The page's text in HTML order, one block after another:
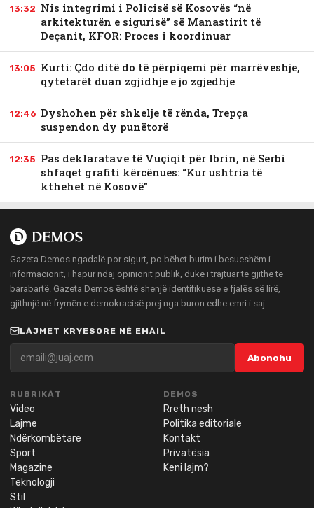
13:32 Nis integrimi i Policisë së Kosovës “në
arkitekturën e sigurisë” së Manastirit të
Deçanit, KFOR: Proces i koordinuar
13:05 Kurti: Çdo ditë do të përpiqemi për marrëveshje,
qytetarët duan zgjidhje e jo zgjedhje
12:46 Dyshohen për shkelje të rënda, Trepça
suspendon dy punëtorë
12:35 Pas deklaratave të Vuçiqit për Ibrin, në Serbi
shfaqet grafiti kërcënues: “Kur ushtria të
kthehet në Kosovë”
Gazeta Demos ngadalë por sigurt, po bëhet burim i besueshëm i
informacionit, i hapur ndaj opinionit publik, duke i trajtuar të gjithë të
barabartë. Gazeta Demos është shenjë identifikuese e fjalës së lirë,
gjithnjë në frymën e demokracisë prej nga buron edhe emri i saj.
LAJMET KRYESORE NË EMAIL
Abonohu
RUBRIKAT
Video
Lajme
Ndërkombëtare
Sport
Magazine
Teknologji
Stil
DEMOS
Rreth nesh
Politika editoriale
Kontakt
Privatësia
Keni lajm?